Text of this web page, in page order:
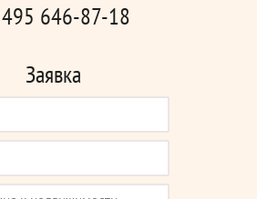
646-87-18
Заявка